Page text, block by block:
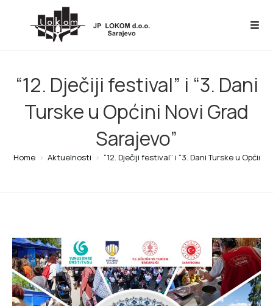
“12. Dječiji festival” i “3. Dani
Turske u Općini Novi Grad
Sarajevo”
Home > Aktuelnosti > “12. Dječiji festival” i “3. Dani Turske u Općini